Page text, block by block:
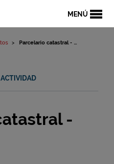
MENÚ
Parcelario catastral - ...
ACTIVIDAD
-